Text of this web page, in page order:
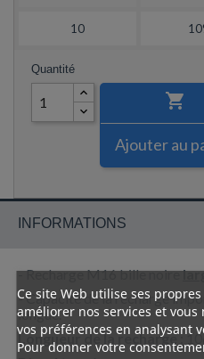
10
Quantité

Ajouter au
INFORMATIONS
- Recharge M16 bille noire
- Capacité de la recharge
longue.
Longueur de la recharge:
Ce site Web utilise ses
améliorer nos services et
vos préférences en analysant
Pour donner votre